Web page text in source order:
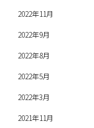
2022年11月
2022年9月
2022年8月
2022年5月
2022年3月
2021年11月